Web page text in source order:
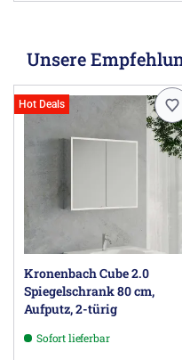
Unsere
Hot Deals
Kronenbach Cube 2.0
Spiegelschrank 80 cm,
Aufputz, 2-türig
Sofort lieferbar